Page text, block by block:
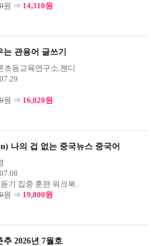
원 ⇒ 14,310원
는 관용어 글쓰기
초등교육연구소,젠디
원 ⇒ 16,020원
나의 겁 없는 중국뉴스 중국어
기 집중 훈련 워크북..
원 ⇒ 19,800원
추 2026년 7월호